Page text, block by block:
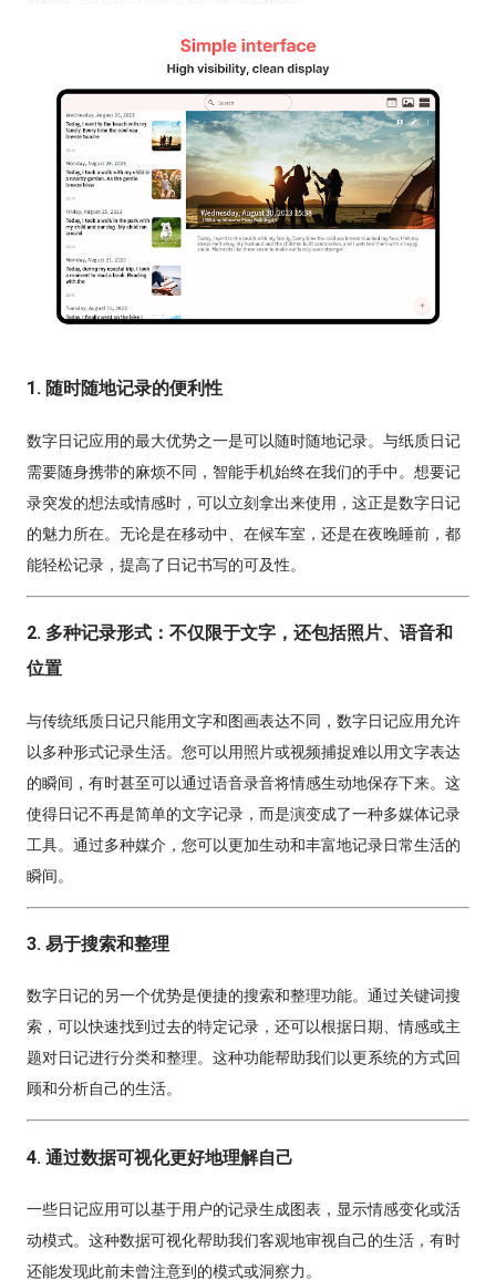
1. 随时随地记录的便利性
数字日记应用的最大优势之一是可以随时随地记录。与纸质日记
需要随身携带的麻烦不同，智能手机始终在我们的手中。想要记
录突发的想法或情感时，可以立刻拿出来使用，这正是数字日记
的魅力所在。无论是在移动中、在候车室，还是在夜晚睡前，都
能轻松记录，提高了日记书写的可及性。
2. 多种记录形式：不仅限于文字，还包括照片、语音和
位置
与传统纸质日记只能用文字和图画表达不同，数字日记应用允许
以多种形式记录生活。您可以用照片或视频捕捉难以用文字表达
的瞬间，有时甚至可以通过语音录音将情感生动地保存下来。这
使得日记不再是简单的文字记录，而是演变成了一种多媒体记录
工具。通过多种媒介，您可以更加生动和丰富地记录日常生活的
瞬间。
3. 易于搜索和整理
数字日记的另一个优势是便捷的搜索和整理功能。通过关键词搜
索，可以快速找到过去的特定记录，还可以根据日期、情感或主
题对日记进行分类和整理。这种功能帮助我们以更系统的方式回
顾和分析自己的生活。
4. 通过数据可视化更好地理解自己
一些日记应用可以基于用户的记录生成图表，显示情感变化或活
动模式。这种数据可视化帮助我们客观地审视自己的生活，有时
还能发现此前未曾注意到的模式或洞察力。